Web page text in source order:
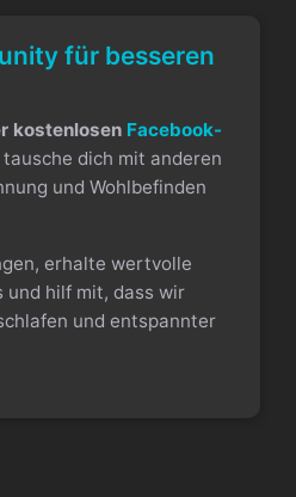
für besseren
kostenlosen Facebook-
dich mit anderen
und Wohlbefinden
erhalte wertvolle
und hilf mit, dass wir
und entspannter